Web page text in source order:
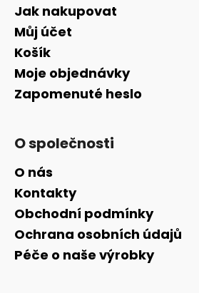
Jak nakupovat
Můj účet
Košík
Moje objednávky
Zapomenuté heslo
O společnosti
O nás
Kontakty
Obchodní podmínky
Ochrana osobních údajů
Péče o naše výrobky